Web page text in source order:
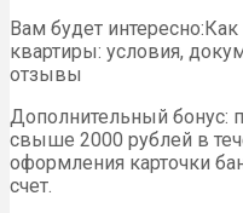
Вам будет
квартиры: условия,
отзывы
Дополнительный бонус:
свыше 2000 рублей в
оформления карточки
счет.